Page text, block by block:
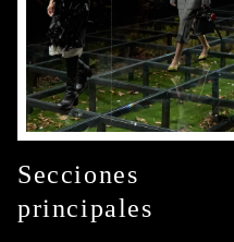
Secciones
principales